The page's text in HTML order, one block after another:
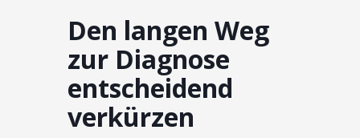
Den langen Weg
zur Diagnose
entscheidend
verkürzen